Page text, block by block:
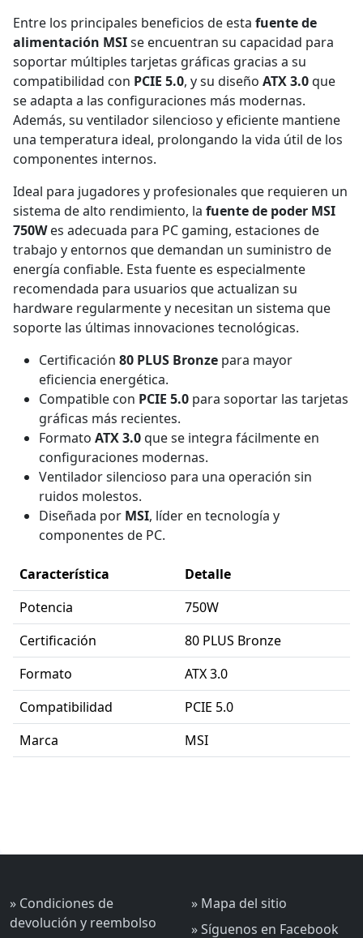
Entre los principales beneficios de esta fuente de
alimentación MSIse encuentran su capacidad para
soportar múltiples tarjetas gráficas gracias a su
compatibilidad con PCIE 5.0, y su diseño ATX 3.0que
se adapta a las configuraciones más modernas.
Además, su ventilador silencioso y eficiente mantiene
una temperatura ideal, prolongando la vida útil de los
componentes internos.
Ideal para jugadores y profesionales que requieren un
sistema de alto rendimiento, la fuente de poder MSI
750Wes adecuada para PC gaming, estaciones de
trabajo y entornos que demandan un suministro de
energía confiable. Esta fuente es especialmente
recomendada para usuarios que actualizan su
hardware regularmente y necesitan un sistema que
soporte las últimas innovaciones tecnológicas.
Certificación 80 PLUS Bronze para mayor
eficiencia energética.
Compatible con PCIE 5.0 para soportar las tarjetas
gráficas más recientes.
Formato ATX 3.0que se integra fácilmente en
configuraciones modernas.
Ventilador silencioso para una operación sin
ruidos molestos.
Diseñada por MSI, líder en tecnología y
componentes de PC.
Característica
Detalle
Potencia
750W
Certificación
80 PLUS Bronze
Formato
ATX 3.0
Compatibilidad
PCIE 5.0
Marca
MSI
» Condiciones de
devolución y reembolso
» Mapa del sitio
» Síguenos en Facebook